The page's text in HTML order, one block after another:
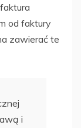
od faktury
zawierać te
i